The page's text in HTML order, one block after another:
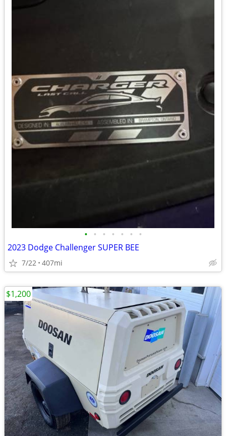
• • • • • • •
2023 Dodge Challenger SUPER BEE
7/22 407mi
$1,200